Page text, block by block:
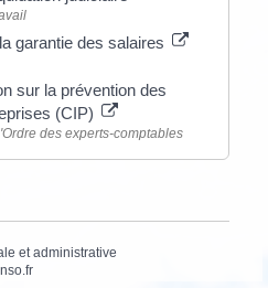
garantie des salaires
sur la prévention des
(CIP)
des experts-comptables
et administrative